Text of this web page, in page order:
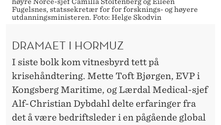
Fugelsnes, statssekretær for for forsknings- og høyere
utdanningsministeren. Foto: Helge Skodvin
DRAMAET I HORMUZ
I siste bolk kom vitnesbyrd tett på
krisehåndtering. Mette Toft Bjørgen, EVP i
Kongsberg Maritime, og Lærdal Medical-sjef
Alf-Christian Dybdahl delte erfaringer fra
det å være bedriftsleder i en pågående global